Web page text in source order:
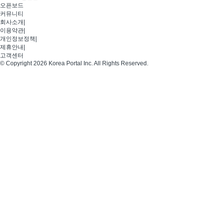
오픈보드
커뮤니티
회사소개
이용약관
개인정보정책
제휴안내
고객센터
© Copyright 2026 Korea Portal Inc. All Rights Reserved.